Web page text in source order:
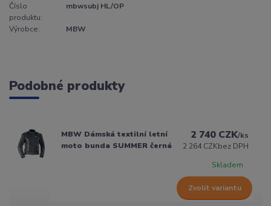
Číslo
produktu:
mbwsubj HL/OP
Výrobce: MBW
Podobné produkty
MBW Dámská textilní letní
moto bunda SUMMER černá
2 740 CZK/ks
2 264 CZKbez DPH
Skladem
Zvolit variantu